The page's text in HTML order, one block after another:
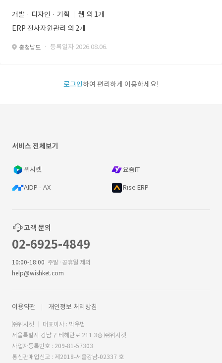
개발 · 디자인 · 기획
웹 외 1개
ERP 전사자원관리 외 2개
충청남도 · 등록일자 2026.08.06.
로그인하여 편리하게 이용하세요!
서비스 전체보기
위시켓 요즘IT
AIDP - AX Rise ERP
고객 문의
02-6925-4849
10:00-18:00 주말·공휴일 제외
help@wishket.com
이용약관 개인정보 처리방침
㈜위시켓
대표이사 : 박우범
서울특별시 강남구 테헤란로 211 3층 ㈜위시켓
사업자등록번호 : 209-81-57303
통신판매업신고 : 제2018-서울강남-02337 호